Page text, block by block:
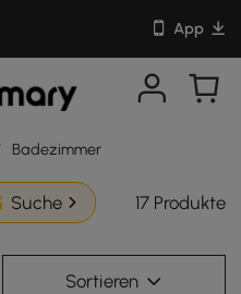
App
Badezimmer
Suche 17 Produkte
Sortieren